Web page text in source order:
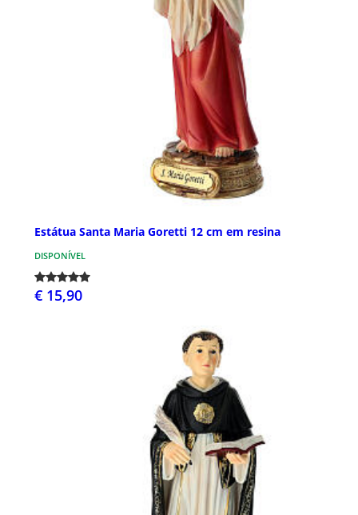
Estátua Santa Maria Goretti 12 cm em resina
DISPONÍVEL
€ 15,90